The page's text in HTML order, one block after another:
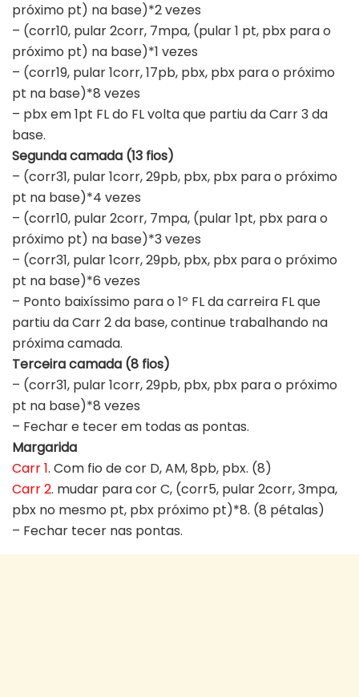
próximo pt) na base)*2 vezes
– (corr10, pular 2corr, 7mpa, (pular 1 pt, pbx para o
próximo pt) na base)*1 vezes
– (corr19, pular 1corr, 17pb, pbx, pbx para o próximo
pt na base)*8 vezes
– pbx em 1pt FL do FL volta que partiu da Carr 3 da
base.
Segunda camada (13 fios)
– (corr31, pular 1corr, 29pb, pbx, pbx para o próximo
pt na base)*4 vezes
– (corr10, pular 2corr, 7mpa, (pular 1pt, pbx para o
próximo pt) na base)*3 vezes
– (corr31, pular 1corr, 29pb, pbx, pbx para o próximo
pt na base)*6 vezes
– Ponto baixíssimo para o 1º FL da carreira FL que
partiu da Carr 2 da base, continue trabalhando na
próxima camada.
Terceira camada (8 fios)
– (corr31, pular 1corr, 29pb, pbx, pbx para o próximo
pt na base)*8 vezes
– Fechar e tecer em todas as pontas.
Margarida
Carr 1. Com fio de cor D, AM, 8pb, pbx. (8)
Carr 2. mudar para cor C, (corr5, pular 2corr, 3mpa,
pbx no mesmo pt, pbx próximo pt)*8. (8 pétalas)
– Fechar tecer nas pontas.